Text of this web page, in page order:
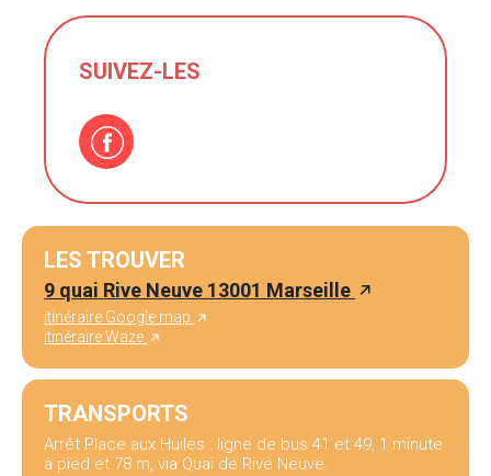
SUIVEZ-LES
LES TROUVER
9 quai Rive Neuve 13001 Marseille
itinéraire Google map
itinéraire Waze
TRANSPORTS
Arrêt Place aux Huiles : ligne de bus 41 et 49, 1 minute
à pied et 78 m, via Quai de Rive Neuve.